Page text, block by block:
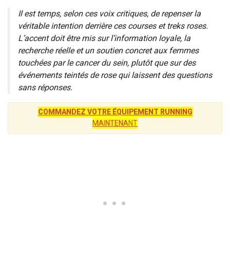
Il est temps, selon ces voix critiques, de repenser la
véritable intention derrière ces courses et treks roses.
L’accent doit être mis sur l’information loyale, la
recherche réelle et un soutien concret aux femmes
touchées par le cancer du sein, plutôt que sur des
événements teintés de rose qui laissent des questions
sans réponses.
COMMANDEZ VOTRE ÉQUIPEMENT RUNNING
MAINTENANT